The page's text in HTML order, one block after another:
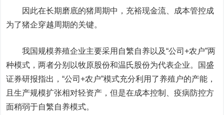
因此在长期磨底的猪周期中，充裕现金流、成本管控成
为了猪企穿越周期的关键。
我国规模养殖企业主要采用自繁自养以及“公司+农户”两
种模式，两者分别以牧原股份和温氏股份为代表企业。国盛
证券研报指出，“公司+农户”模式充分利用了养殖户的产能，
且生产规模扩张相对轻资产，但是在成本控制、疫病防控方
面稍弱于自繁自养模式。